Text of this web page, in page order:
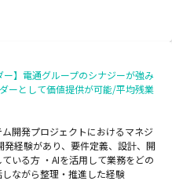
ー】電通グループのシナジーが強み
ーとして価値提供が可能/平均残業
開発プロジェクトにおけるマネジ
発経験があり、要件定義、設計、開
いる方 ・AIを活用して業務をどの
ながら整理・推進した経験